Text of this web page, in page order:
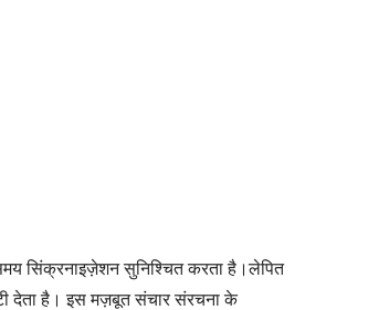
सिंक्रनाइज़ेशन सुनिश्चित करता है।लेपित
देता है। इस मज़बूत संचार संरचना के